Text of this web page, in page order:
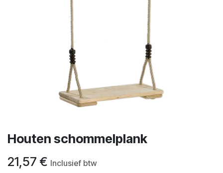
Houten schommelplank
21,57 € Inclusief btw